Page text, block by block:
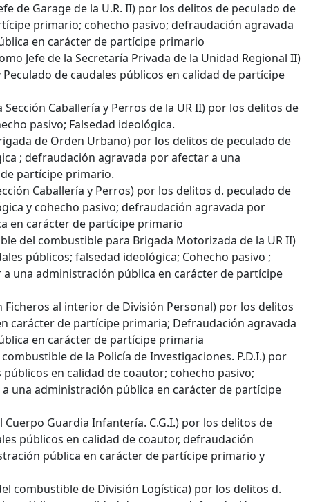
de Garage de la U.R. II) por los delitos de peculado de
primario; cohecho pasivo; defraudación agravada
en carácter de partícipe primario
Jefe de la Secretaría Privada de la Unidad Regional II)
de caudales públicos en calidad de partícipe
Sección Caballería y Perros de la UR II) por los delitos de
pasivo; Falsedad ideológica.
de Orden Urbano) por los delitos de peculado de
; defraudación agravada por afectar a una
partícipe primario.
Caballería y Perros) por los delitos d. peculado de
y cohecho pasivo; defraudación agravada por
en carácter de partícipe primario
del combustible para Brigada Motorizada de la UR II)
públicos; falsedad ideológica; Cohecho pasivo ;
una administración pública en carácter de partícipe
Ficheros al interior de División Personal) por los delitos
carácter de partícipe primaria; Defraudación agravada
en carácter de partícipe primaria
de la Policía de Investigaciones. P.D.I.) por
en calidad de coautor; cohecho pasivo;
una administración pública en carácter de partícipe
Guardia Infantería. C.G.I.) por los delitos de
públicos en calidad de coautor, defraudación
pública en carácter de partícipe primario y
combustible de División Logística) por los delitos d.